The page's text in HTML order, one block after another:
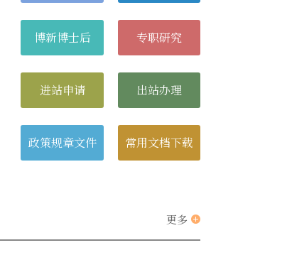
博新博士后 专职研究
进站申请 出站办理
政策规章文件 常用文档下载
更多